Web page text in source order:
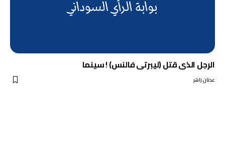
الرجل الذى قتل (ليبرتى فالنس) ! سينما
عدنان زاهر